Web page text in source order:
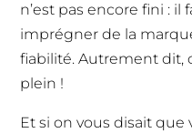
n’est pas encore fini : il
imprégner de la
fiabilité. Autrement dit,
plein !
Et si on vous disait que